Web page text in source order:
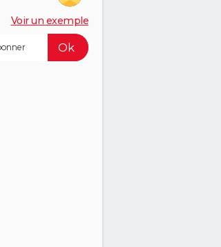
Voir un exemple